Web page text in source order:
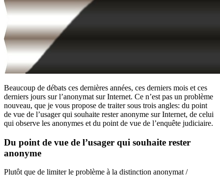
Beaucoup de débats ces dernières années, ces derniers mois et ces
derniers jours sur l’anonymat sur Internet. Ce n’est pas un problème
nouveau, que je vous propose de traiter sous trois angles: du point
de vue de l’usager qui souhaite rester anonyme sur Internet, de celui
qui observe les anonymes et du point de vue de l’enquête judiciaire.
Du point de vue de l’usager qui souhaite rester
anonyme
Plutôt que de limiter le problème à la distinction anonymat /